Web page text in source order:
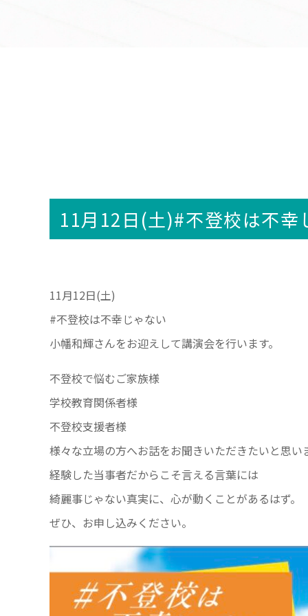
11月12日(土)#不登校は不
11月12日(土)
#不登校は不幸じゃない
小幡和輝さんをお迎えして講演会を行います。
不登校で悩むご家族様
学校教育関係者様
不登校支援者様
様々な立場の方へお話をお聞きいただきたいと思い
経験した当事者だからこそ言える言葉には
綺麗事じゃない真実に、心が動くことがあるはず。
ぜひ、お申し込みください。